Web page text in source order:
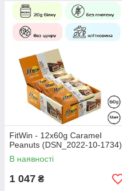
FitWin - 12х60g Caramel
Peanuts (DSN_2022-10-1734)
В наявності
1 047 ₴